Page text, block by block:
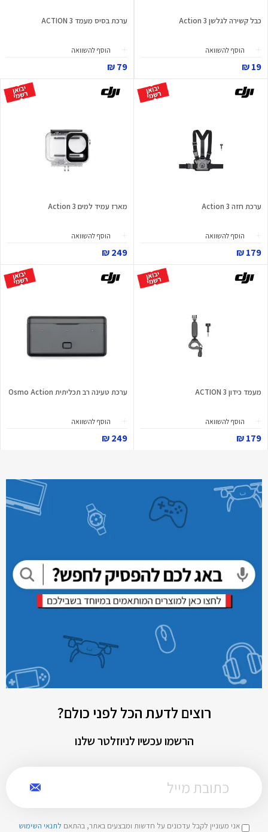
כבל קשירה לגלשן Action 3
הוסף להשוואה
19 ₪
ערכת בסיס מעמד ACTION 3
הוסף להשוואה
79 ₪
ערכת חזה Action 3
הוסף להשוואה
179 ₪
מארז עמיד למים Action 3
הוסף להשוואה
249 ₪
מעמד כידון ACTION 3
הוסף להשוואה
179 ₪
ערכת טעינה רב תכליתית Osmo Action
הוסף להשוואה
249 ₪
רוצים לדעת הכל לפני כולם?
הרשמו עכשיו לניוזלטר שלנו
אני מעוניין לקבל עדכונים על חדשות ומבצעים באתר, בהתאם לתנאי השימוש